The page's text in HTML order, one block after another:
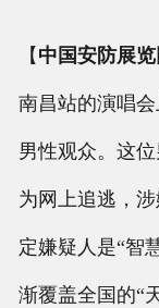
【 中国安防展
南昌站的演唱
男性观众。这
为网上追逃，
定嫌疑人是“智
渐覆盖全国的“